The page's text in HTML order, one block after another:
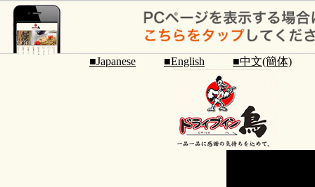
■Japanese ■English ■中文(簡体)